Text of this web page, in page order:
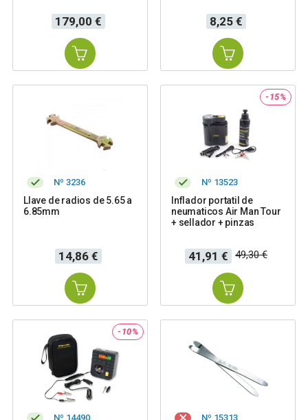
Precio
179,00 € Precio
8,25 €
Nº 3236
Llave de radios de 5.65 a
6.85mm
Precio
14,86 €
-15%
Nº 13523
Inflador portatil de
neumaticos Air Man Tour
+ sellador + pinzas
Precio
41,91 €
Precio
base
49,30 €
-10%
Nº 14490 Nº 15313